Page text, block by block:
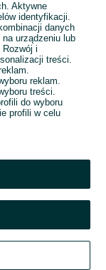
Aktywne
identyfikacji.
danych
urządzeniu lub
i
treści.
reklam.
treści.
do wyboru
profili w celu